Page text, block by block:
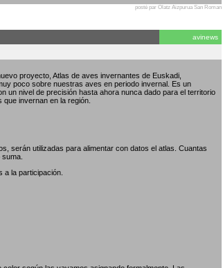
posté par Olatz Aizpurua San Roman
avinews
proyecto, Atlas de aves invernantes de Euskadi,
poco sobre nuestras aves en periodo invernal. Es un
un nivel de precisión hasta ahora nunca dado para el territorio
invernan en la región.
serán utilizadas para alimentar con datos el atlas. Cuantas
a la participación.